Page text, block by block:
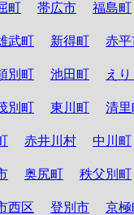
町 帯広市 福島町
武町 新得町 赤平
別町 池田町 え
別町 東川町 清里
赤井川村 中川町
奥尻町 秩父別町
西区 登別市 京極